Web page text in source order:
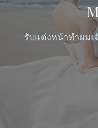
รับแต่งหน้าทำผมเ